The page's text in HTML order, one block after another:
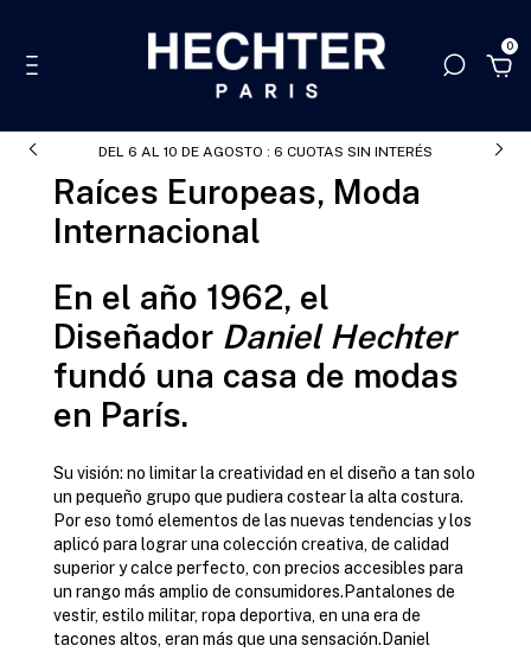
0
DEL 6 AL 10 DE AGOSTO : 6 CUOTAS SIN INTERÉS
Raíces Europeas, Moda
Internacional
En el año 1962, el
Diseñador Daniel Hechter
fundó una casa de modas
en París.
Su visión: no limitar la creatividad en el diseño a tan solo
un pequeño grupo que pudiera costear la alta costura.
Por eso tomó elementos de las nuevas tendencias y los
aplicó para lograr una colección creativa, de calidad
superior y calce perfecto, con precios accesibles para
un rango más amplio de consumidores.Pantalones de
vestir, estilo militar, ropa deportiva, en una era de
tacones altos, eran más que una sensación.Daniel